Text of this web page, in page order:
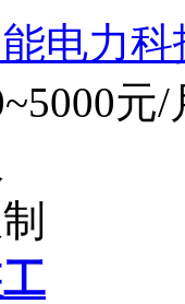
电力科
元/